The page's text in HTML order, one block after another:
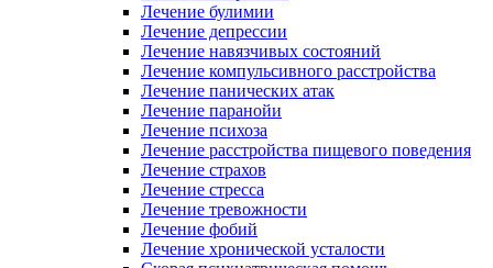
Лечение булимии
Лечение депрессии
Лечение навязчивых состояний
Лечение компульсивного расстройства
Лечение панических атак
Лечение паранойи
Лечение психоза
Лечение расстройства пищевого поведения
Лечение страхов
Лечение стресса
Лечение тревожности
Лечение фобий
Лечение хронической усталости